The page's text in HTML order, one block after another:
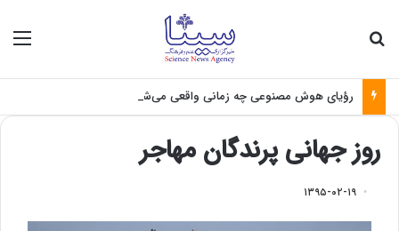
رؤیای هوش مصنوعی چه زمانی واقعی می‌شود؟
روز جهانی پرندگان مهاجر
۱۳۹۵-۰۲-۱۹